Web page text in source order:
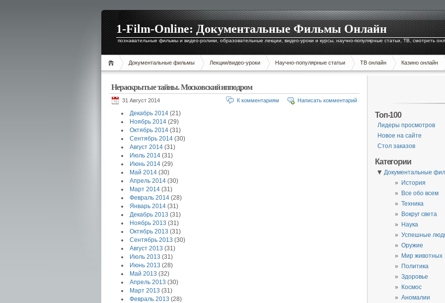
1-Film-Online: Документальные Фильмы Онлайн
познавательные фильмы и видео-ролики, образовательные лекции, видео-уроки и курсы, научно-популярные статьи, ТВ, смотреть
Документальные фильмы Лекции/видео-уроки Научно-популярные статьи ТВ онлайн Казино онлайн
Нераскрытые тайны. Московский ипподром
31 Август 2014 К комментариям Написать комментарий
Декабрь 2014 (21)
Ноябрь 2014 (29)
Октябрь 2014 (31)
Сентябрь 2014 (30)
Август 2014 (31)
Июль 2014 (31)
Июнь 2014 (29)
Май 2014 (30)
Апрель 2014 (30)
Март 2014 (31)
Февраль 2014 (28)
Январь 2014 (31)
Декабрь 2013 (31)
Ноябрь 2013 (31)
Октябрь 2013 (31)
Сентябрь 2013 (30)
Август 2013 (31)
Июль 2013 (31)
Июнь 2013 (28)
Май 2013 (32)
Апрель 2013 (30)
Март 2013 (31)
Февраль 2013 (28)
Топ-100
Лидеры просмотров
Новое на сайте
Стол заказов
Категории
▼ Документальные
История
Все обо всем
Техника
Вокруг света
Наука
Успешные
Оружие
Мир животных
Политика
Здоровье
Космос
Аномалии